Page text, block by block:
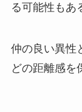
る可能性もあ
仲の良い異性
どの距離感を